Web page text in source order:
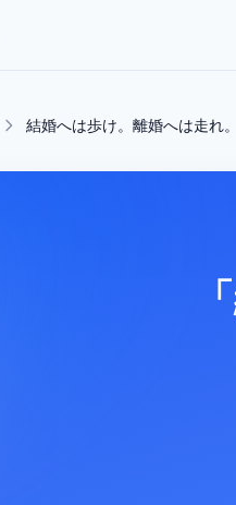
結婚へは歩け。離婚へは走れ。